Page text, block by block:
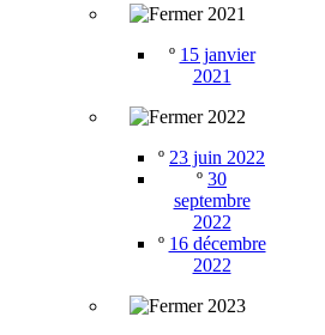
2021
º 15 janvier
2021
2022
º 23 juin 2022
º 30
septembre
2022
º 16 décembre
2022
2023